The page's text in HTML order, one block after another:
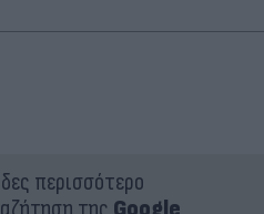
περισσότερο